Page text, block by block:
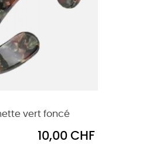
vert foncé
Prix
10,00 CHF